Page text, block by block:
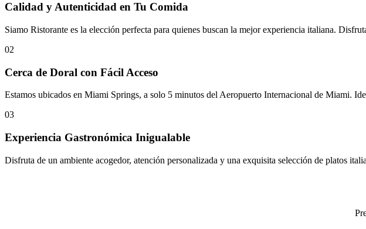
Calidad y Autenticidad en Tu Comida
Siamo Ristorante es la elección perfecta para quienes buscan la mejor experiencia italiana.
02
Cerca de Doral con Fácil Acceso
Estamos ubicados en Miami Springs, a solo 5 minutos del Aeropuerto Internacional de Miami.
03
Experiencia Gastronómica Inigualable
Disfruta de un ambiente acogedor, atención personalizada y una exquisita selección de platos